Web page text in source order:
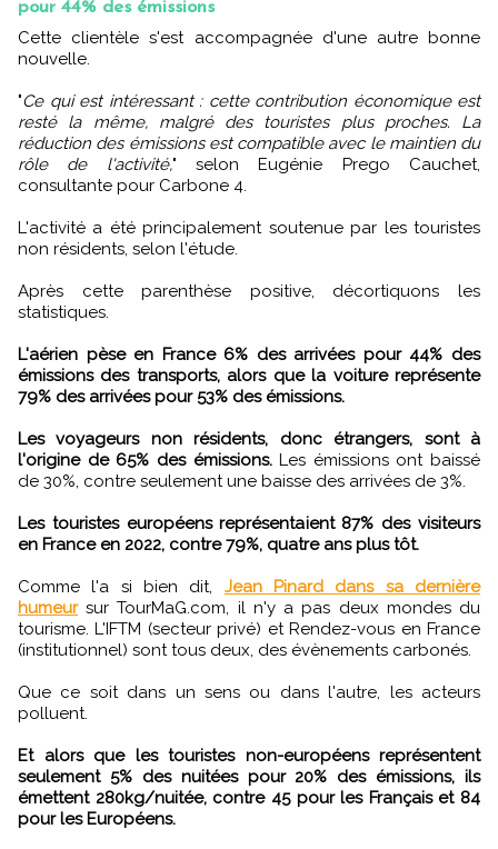
pour 44% des émissions
Cette clientèle s'est accompagnée d'une autre bonne
nouvelle.
"Ce qui est intéressant : cette contribution économique est
resté la même, malgré des touristes plus proches. La
réduction des émissions est compatible avec le maintien du
rôle de l'activité," selon Eugénie Prego Cauchet,
consultante pour Carbone 4.
L'activité a été principalement soutenue par les touristes
non résidents, selon l'étude.
Après cette parenthèse positive, décortiquons les
statistiques.
L'aérien pèse en France 6% des arrivées pour 44% des
émissions des transports, alors que la voiture représente
79% des arrivées pour 53% des émissions.
Les voyageurs non résidents, donc étrangers, sont à
l'origine de 65% des émissions.Les émissions ont baissé
de 30%, contre seulement une baisse des arrivées de 3%.
Les touristes européens représentaient 87% des visiteurs
en France en 2022, contre 79%, quatre ans plus tôt.
Comme l'a si bien dit, Jean Pinard dans sa dernière
humeursur TourMaG.com, il n'y a pas deux mondes du
tourisme. L'IFTM (secteur privé) et Rendez-vous en France
(institutionnel) sont tous deux, des évènements carbonés.
Que ce soit dans un sens ou dans l'autre, les acteurs
polluent.
Et alors que les touristes non-européens représentent
seulement 5% des nuitées pour 20% des émissions, ils
émettent 280kg/nuitée, contre 45 pour les Français et 84
pour les Européens.